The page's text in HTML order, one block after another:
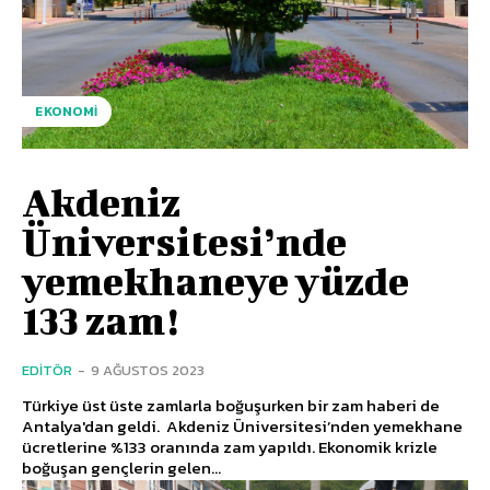
EKONOMI
Akdeniz
Üniversitesi’nde
yemekhaneye yüzde
133 zam!
EDITÖR - 9 AĞUSTOS 2023
Türkiye üst üste zamlarla boğuşurken bir zam haberi de
Antalya'dan geldi. Akdeniz Üniversitesi’nden yemekhane
ücretlerine %133 oranında zam yapıldı. Ekonomik krizle
boğuşan gençlerin gelen...